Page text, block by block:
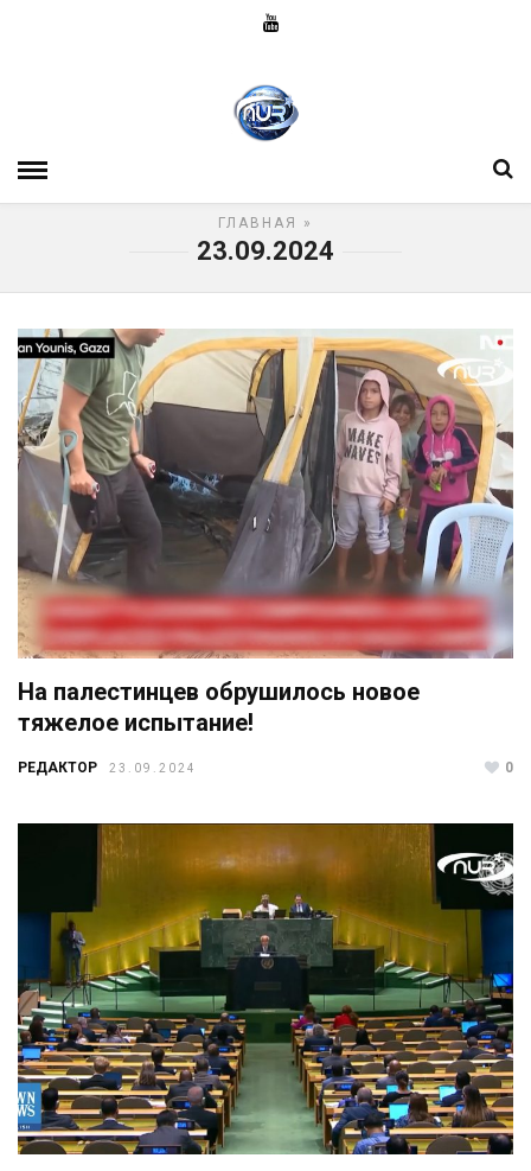
ГЛАВНАЯ »
23.09.2024
На палестинцев обрушилось новое
тяжелое испытание!
РЕДАКТОР 23.09.2024 0